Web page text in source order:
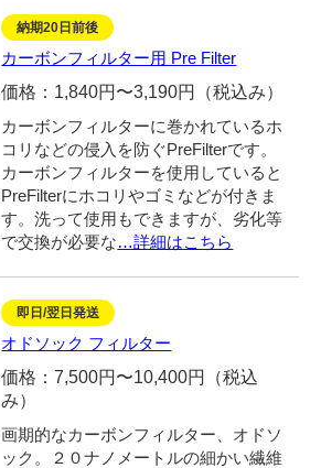
納期20日前後
カーボンフィルター用 Pre Filter
価格：1,840円〜3,190円（税込み）
カーボンフィルターに巻かれているホ
コリなどの侵入を防ぐPreFilterです。
カーボンフィルターを使用していると
PreFilterにホコリやゴミなどが付きま
す。洗って使用もできますが、劣化等
で交換が必要な…詳細はこちら
即日/翌日発送
オドソック フィルター
価格：7,500円〜10,400円（税込
み）
画期的なカーボンフィルター、オドソ
ック。２０ナノメートルの細かい繊維